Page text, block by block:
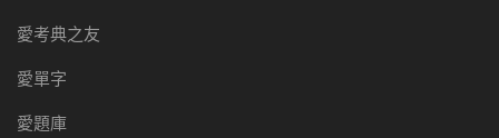
愛考典之友
愛單字
愛題庫